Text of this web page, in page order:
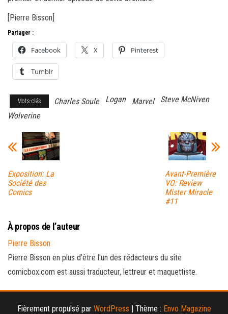
[Pierre Bisson]
Partager :
Facebook X Pinterest
Tumblr
Mots-clés Charles Soule Logan Marvel
Steve McNiven
Wolverine
Exposition: La
Société des
Comics
Avant-Première
VO: Review
Mister Miracle
#11
À propos de l’auteur
Pierre Bisson
Pierre Bisson en plus d'être l'un des rédacteurs du site
comicbox.com est aussi traducteur, lettreur et maquettiste.
Fièrement propulsé par WordPress Thème : Envo Magazine